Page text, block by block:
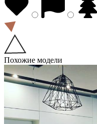
Похожие модели